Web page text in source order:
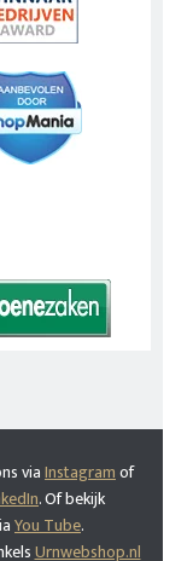
viaInstagramof
. Of bekijk
You Tube.
Urnwebshop.nl